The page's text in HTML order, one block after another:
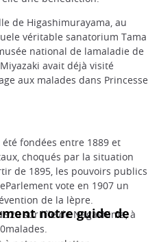
de Higashimurayama, au
véritable sanatorium Tama
national de lamaladie de
avait déjà visité
aux malades dans Princesse
fondées entre 1889 et
choqués par la situation
de 1895, les pouvoirs publics
vote en 1907 un
de la lèpre.
sur l’île de Nagashima, à